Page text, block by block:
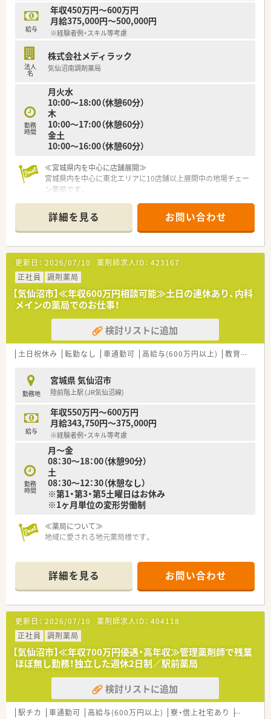
給与
年収450万円～600万円
月給375,000円～500,000円
※経験者例・スキル等考慮
法人
名
株式会社メディラック
気仙沼南調剤薬局
勤務
時間
月火水
10:00～18:00（休憩60分）
木
10:00～17:00（休憩60分）
金土
10:00～16:00（休憩60分）
≪宮城県内を中心に店舗展開≫
宮城県内を中心に東北エリアに10店舗以上展開中の地場チェー
ン薬局です。
です。
調剤薬局の運営にとどまらず、福祉・介護事業にも参入してお
り、会社としての安定感もございます。
≪おすすめポイント☆教育制度・設備充実≫
教育に力を入れており、本社研修やセミナー、勉強会など様々な
取り組みを行っています。
若年層のスタッフが仕事をしながらステップアップ出来るよう
な環境を整えています。
また、業務効率化のため、最新機器の導入を積極的に行い、薬物
事故防止はもちろん、本来業務に費やすはずだった時間を、患者
様との時間に変えるよう努めております。
≪薬局について≫
便利な立地です。
徒歩圏内にコンビニやお車5分の位置に海水浴場もあり、自然を
感じながらご勤務いただけます。
内科クリニック門前の処方せんを受けている調剤薬局で、処方箋
も1日20枚程度と落ち着いていますので、急がず落ち着いて調剤
業務を行うことが出来ます。
≪こんな方におススメ≫
・患者様とのコミュニケーションを大切にできる方
・薬剤師としてスキルアップを目指す方
詳細を見る お問い合わせ
更新日： 2026/07/10 薬剤師求人ID： 423167
正社員
調剤薬局
【気仙沼市】≪年収600万円相談可能≫土日の連休あり、内科
メインの薬局でのお仕事！
検討リストに追加
土日祝休み 転勤なし 車通勤可 高給与(600万円以上) 教育制度あり
勤務地
宮城県 気仙沼市
陸前階上駅 (JR気仙沼線)
給与
年収550万円～600万円
月給343,750円～375,000円
※経験者例・スキル等考慮
勤務
時間
月～金
08：30～18：00（休憩90分）
土
08：30～12：30（休憩なし）
※第1・第3・第5土曜日はお休み
※1ヶ月単位の変形労働制
≪薬局について≫
地域に愛される地元薬局様です。
詳細を見る お問い合わせ
更新日： 2026/07/10 薬剤師求人ID： 404118
正社員
調剤薬局
【気仙沼市】≪年収700万円優遇・高年収≫管理薬剤師で残業
ほぼ無し勤務！独立した週休2日制／駅前薬局
検討リストに追加
駅チカ 車通勤可 高給与(600万円以上) 寮・借上社宅あり 管理薬剤